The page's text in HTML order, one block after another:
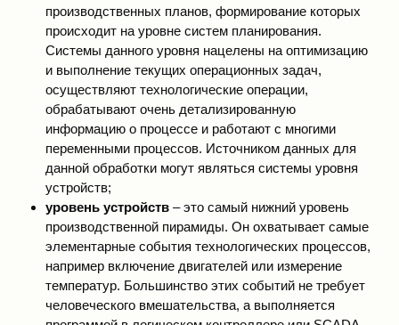
производственных планов, формирование которых
происходит на уровне систем планирования.
Системы данного уровня нацелены на оптимизацию
и выполнение текущих операционных задач,
осуществляют технологические операции,
обрабатывают очень детализированную
информацию о процессе и работают с многими
переменными процессов. Источником данных для
данной обработки могут являться системы уровня
устройств;
уровень устройств– это самый нижний уровень
производственной пирамиды. Он охватывает самые
элементарные события технологических процессов,
например включение двигателей или измерение
температур. Большинство этих событий не требует
человеческого вмешательства, а выполняется